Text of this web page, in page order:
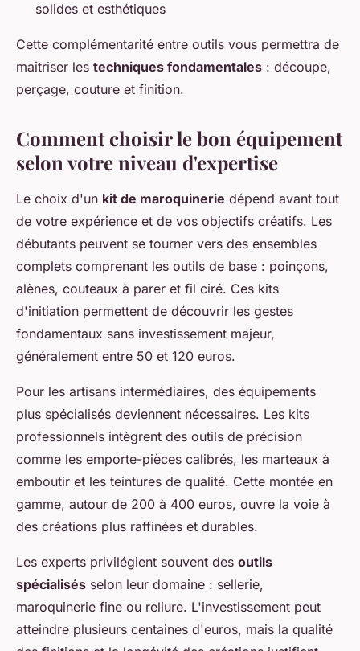
solides et esthétiques
Cette complémentarité entre outils vous permettra de
maîtriser les techniques fondamentales : découpe,
perçage, couture et finition.
Comment choisir le bon équipement
selon votre niveau d'expertise
Le choix d'un kit de maroquinerie dépend avant tout
de votre expérience et de vos objectifs créatifs. Les
débutants peuvent se tourner vers des ensembles
complets comprenant les outils de base : poinçons,
alènes, couteaux à parer et fil ciré. Ces kits
d'initiation permettent de découvrir les gestes
fondamentaux sans investissement majeur,
généralement entre 50 et 120 euros.
Pour les artisans intermédiaires, des équipements
plus spécialisés deviennent nécessaires. Les kits
professionnels intègrent des outils de précision
comme les emporte-pièces calibrés, les marteaux à
emboutir et les teintures de qualité. Cette montée en
gamme, autour de 200 à 400 euros, ouvre la voie à
des créations plus raffinées et durables.
Les experts privilégient souvent des outils
spécialisés selon leur domaine : sellerie,
maroquinerie fine ou reliure. L'investissement peut
atteindre plusieurs centaines d'euros, mais la qualité